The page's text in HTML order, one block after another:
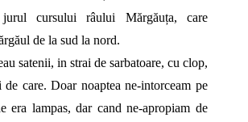
cursului râului Mărgăuța, care
de la sud la nord.
satenii, in strai de sarbatoare, cu clop,
care. Doar noaptea ne-intorceam pe
era lampas, dar cand ne-apropiam de